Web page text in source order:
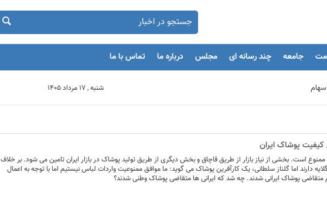
جامعه چند رسانه ای مجلس درباره ما تماس با ما
اقتصادی
را با بحران مواجه کند
شنبه , 17 مرداد 1405
کیفیت پوشاک ایران
است. بخشی از نیاز بازار از طریق قاچاق و بخش دیگری از طریق تولید پوشاک در بازار ایران تامین می شود. بر خلاف
دارند اما گلناز سلطانی، یک کارآفرین پوشاک می گوید: ما موافق ممنوعیت واردات لباس نیستیم اما با توجه به اعمال
پوشاک ایرانی شدند. چه شد که ایرانی ها متقاضی پوشاک وطنی شدند؟